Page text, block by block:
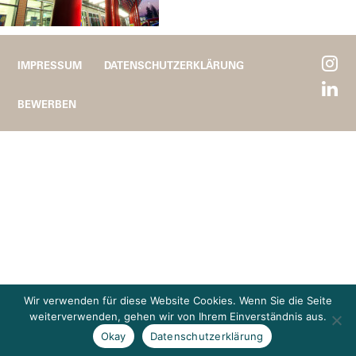
IMPRESSUM DATENSCHUTZERKLÄRUNG
BEWERBEN
Wir verwenden für diese Website Cookies. Wenn Sie die Seite
weiterverwenden, gehen wir von Ihrem Einverständnis aus.
Okay
Datenschutzerklärung